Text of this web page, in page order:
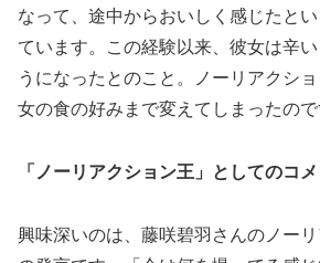
なって、途中からおいしく感じたと
ています。この経験以来、彼女は辛
うになったとのこと。ノーリアクシ
女の食の好みまで変えてしまったので
「ノーリアクション王」としてのコメ
興味深いのは、藤咲碧羽さんのノー